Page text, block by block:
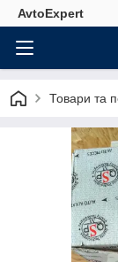
AvtoExpert
Товари та